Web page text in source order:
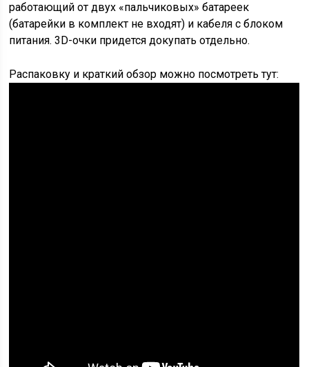
работающий от двух «пальчиковых» батареек
(батарейки в комплект не входят) и кабеля с блоком
питания. 3D-очки придется докупать отдельно.
Распаковку и краткий обзор можно посмотреть тут: